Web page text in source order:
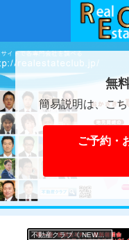
無
簡易説明は、こ
ご予約・
不動産クラブ《 NEWS 》